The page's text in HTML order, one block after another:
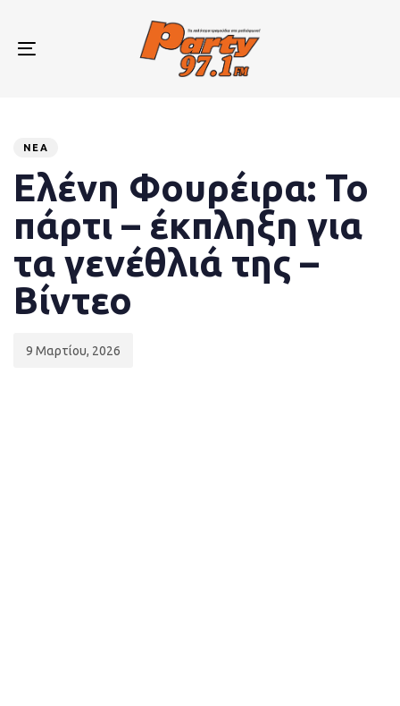
primary
Toggle
ΝΈΑ
Ελένη Φουρέιρα: Το
πάρτι – έκπληξη για
τα γενέθλιά της –
Βίντεο
9 Μαρτίου, 2026